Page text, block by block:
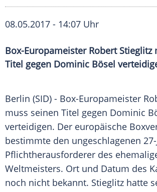
08.05.2017 - 14:07 Uhr
Box-Europameister Robert Stieglitz
Titel gegen Dominic Bösel
Berlin (SID) - Box-Europameister
muss seinen Titel gegen Dominic
verteidigen. Der europäische
bestimmte den ungeschlagenen
Pflichtherausforderer des
Weltmeisters. Ort und Datum des
noch nicht bekannt. Stieglitz hatte